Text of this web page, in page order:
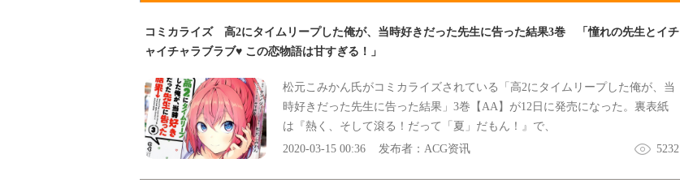
コミカライズ 高2にタイムリープした俺が、当時好きだった先生に告った結果3巻 「憧れの先生とイチ
ャイチャラブラブ♥ この恋物語は甘すぎる！」
松元こみかん氏がコミカライズされている「高2にタイムリープした俺が、当
時好きだった先生に告った結果」3巻【AA】が12日に発売になった。裏表紙
は『熱く、そして滾る！だって「夏」だもん！』で、
2020-03-15 00:36 发布者： ACG资讯 5232